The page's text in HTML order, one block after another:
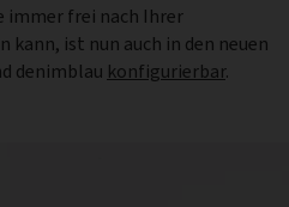
immer frei nach Ihrer
ist nun auch in den neuen
denimblau konfigurierbar.